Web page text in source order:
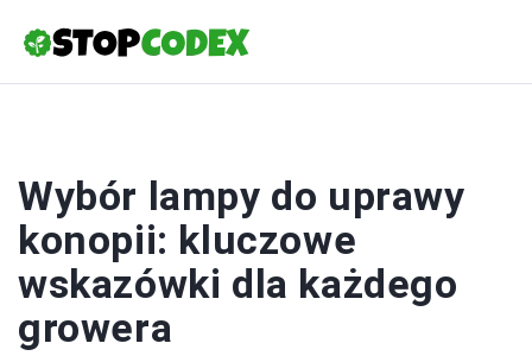
Wybór lampy do uprawy
konopii: kluczowe
wskazówki dla każdego
growera